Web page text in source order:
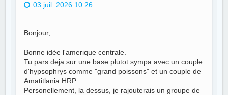
03 juil. 2026 10:26
Bonjour,
Bonne idée l'amerique centrale.
Tu pars deja sur une base plutot sympa avec un couple
d'hypsophrys comme "grand poissons" et un couple de
Amatitlania HRP.
Personellement, la dessus, je rajouterais un groupe de